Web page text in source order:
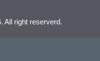
All right reserverd.